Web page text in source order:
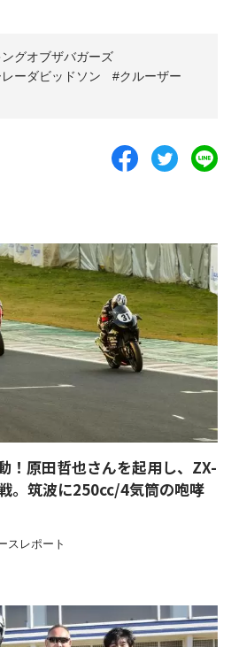
グオブザバガーズ
ーダビッドソン
クルーザー
！原田哲也さんを起用し、ZX-
。筑波に250cc/4気筒の咆哮
スレポート